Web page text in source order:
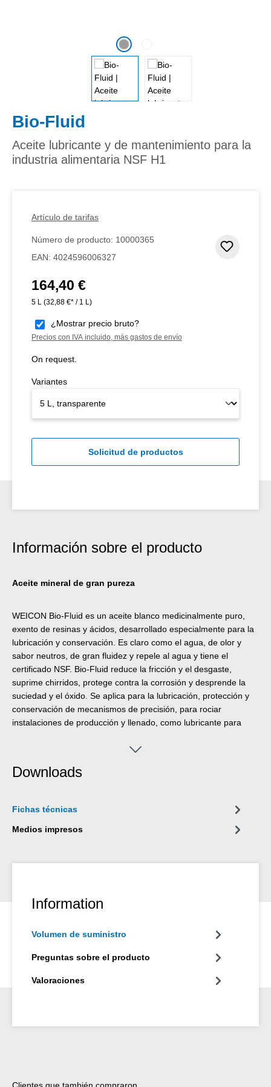
Bio-Fluid
Aceite lubricante y de mantenimiento para la
industria alimentaria NSF H1
Artículo de tarifas
Número de producto: 10000365
EAN: 4024596006327
Precio normal:
164,40 €
5 L (32,88 €* / 1 L)
¿Mostrar precio bruto?
Precios con IVA incluido, más gastos de envío
On request.
Variantes
Solicitud de productos
Información sobre el producto
Aceite mineral de gran pureza
WEICON Bio-Fluid es un aceite blanco medicinalmente puro,
exento de resinas y ácidos, desarrollado especialmente para la
lubricación y conservación. Es claro como el agua, de olor y
sabor neutros, de gran fluidez y repele al agua y tiene el
certificado NSF. Bio-Fluid reduce la fricción y el desgaste,
suprime chirridos, protege contra la corrosión y desprende la
suciedad y el óxido. Se aplica para la lubricación, protección y
conservación de mecanismos de precisión, para rociar
instalaciones de producción y llenado, como lubricante para
todo proceso en que el contacto ocasional con comestibles y
desarrolló especialmente para aplica
Downloads
Fichas técnicas
Medios impresos
Information
Volumen de suministro
Preguntas sobre el producto
Valoraciones
Omitir la galería de productos